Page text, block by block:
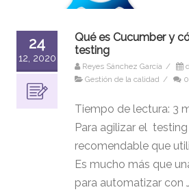
24
12, 2020
Qué es Cucumber y
testing
Reyes Sánchez García /
Gestión de la calidad /
Tiempo de lectura: 3
Para agilizar el testing
recomendable que
Es mucho más que
para automatizar con